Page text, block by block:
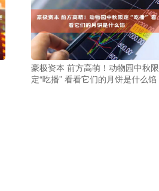
豪极资本 前方高萌！动物园中秋限
定“吃播” 看看它们的月饼是什么馅